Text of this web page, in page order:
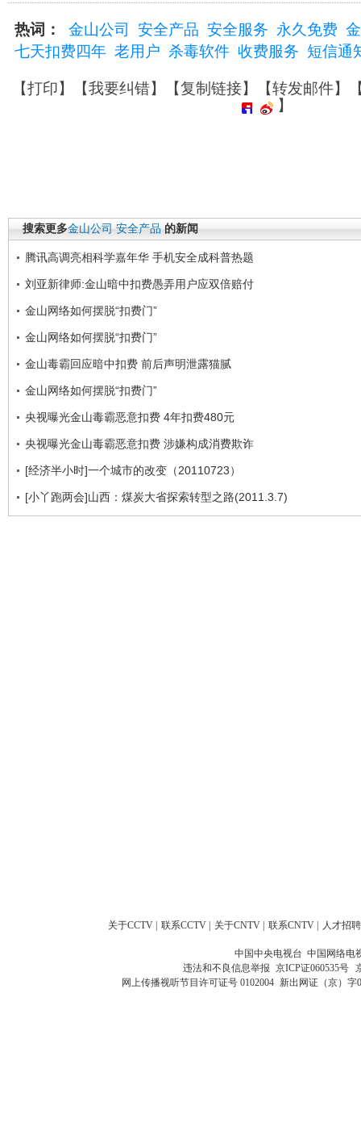
热词： 金山公司 安全产品 安全服务 永久免费
七天扣费四年 老用户 杀毒软件 收费服务 短信通
【打印】【我要纠错】【复制链接】【转发邮件】
】
搜索更多金山公司 安全产品 的新闻
腾讯高调亮相科学嘉年华 手机安全成科普热题
刘亚新律师:金山暗中扣费愚弄用户应双倍赔付
金山网络如何摆脱“扣费门”
金山网络如何摆脱“扣费门”
金山毒霸回应暗中扣费 前后声明泄露猫腻
金山网络如何摆脱“扣费门”
央视曝光金山毒霸恶意扣费 4年扣费480元
央视曝光金山毒霸恶意扣费 涉嫌构成消费欺诈
[经济半小时]一个城市的改变（20110723）
[小丫跑两会]山西：煤炭大省探索转型之路(2011.3.7)
关于CCTV 联系CCTV 关于CNTV 联系CNTV 人才招聘
中国中央电视台 中国网络电
违法和不良信息举报 京ICP证060535号
网上传播视听节目许可证号 0102004 新出网证（京）